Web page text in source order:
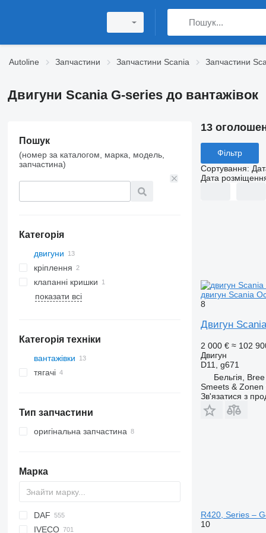
Autoline Запчастини Запчастини Scania Запчастини
Двигуни Scania G-series до вантажівок
Пошук
(номер за каталогом, марка, модель,
запчастина)
Категорія
двигуни
кріплення
клапанні кришки
показати всі
Категорія техніки
вантажівки
тягачі
Тип запчастини
оригінальна запчастина
Марка
BM
A-series
2-Series
X-Series
216
336
Berlingo
C-series
C-series
DAF
CF
AC
BF
Ducato
2000
RT
ZX
T-series
IVECO
13
Фільтр
Сортування:
Дата
двигун Scania
8
Двигун
2 000 € ≈ 102
Двигун
D11, g671
Бельгія, Bree
Smeets & Zonen
Зв'язатися з
R420, Series –
10